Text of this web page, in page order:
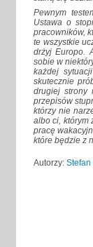
Pewnym
Ustawa o
pracowników,
te wszystkie
drżyj Europo.
sobie w
każdej
skutecznie
drugiej strony
przepisów
którzy nie
albo ci, którym
pracę
które będzie z
Autorzy: Stefan